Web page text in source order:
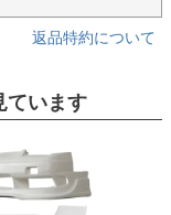
返品特約について
ています